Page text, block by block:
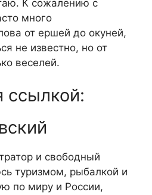
К сожалению с
много
от ершей до окуней,
не известно, но от
веселей.
ссылкой:
и свободный
туризмом, рыбалкой и
по миру и России,